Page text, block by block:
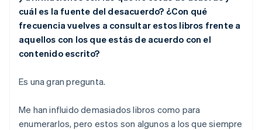
cuál es la fuente del desacuerdo? ¿Con qué
frecuencia vuelves a consultar estos libros frente a
aquellos con los que estás de acuerdo con el
contenido escrito?
Es una gran pregunta.
Me han influido demasiados libros como para
enumerarlos, pero estos son algunos a los que siempre